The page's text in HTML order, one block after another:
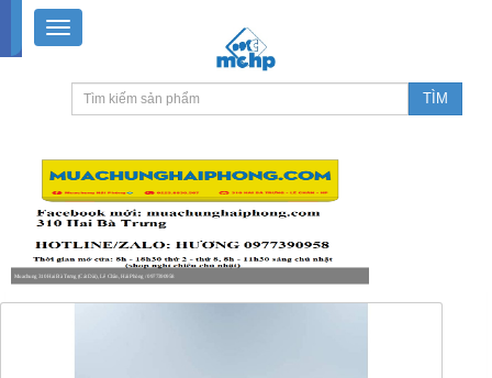
Muachung 310 Hai Bà Trưng (Cát Dài), Lê Chân, Hải Phòng / 0977390958